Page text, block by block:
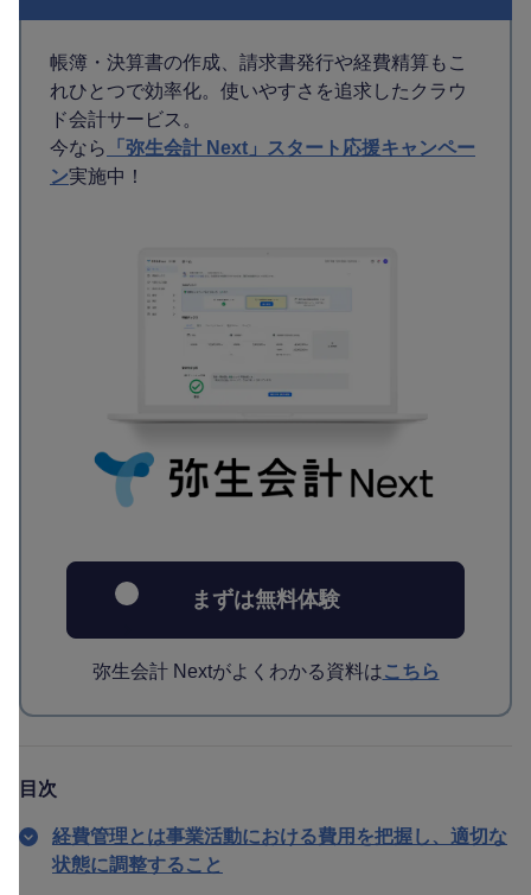
帳簿・決算書の作成、請求書発行や経費精算もこ
れひとつで効率化。使いやすさを追求したクラウ
ド会計サービス。
今なら
「弥生会計 Next」スタート応援キャンペー
ン実施中！
まずは無料体験
弥生会計 Nextがよくわかる資料はこちら
目次
経費管理とは事業活動における費用を把握し、適切な
状態に調整すること